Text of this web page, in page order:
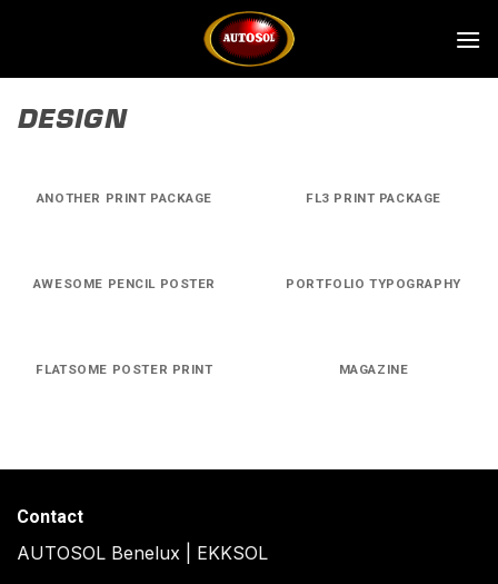
DESIGN
ANOTHER PRINT PACKAGE FL3 PRINT PACKAGE
AWESOME PENCIL POSTER PORTFOLIO TYPOGRAPHY
FLATSOME POSTER PRINT MAGAZINE
Contact
AUTOSOL Benelux | EKKSOL